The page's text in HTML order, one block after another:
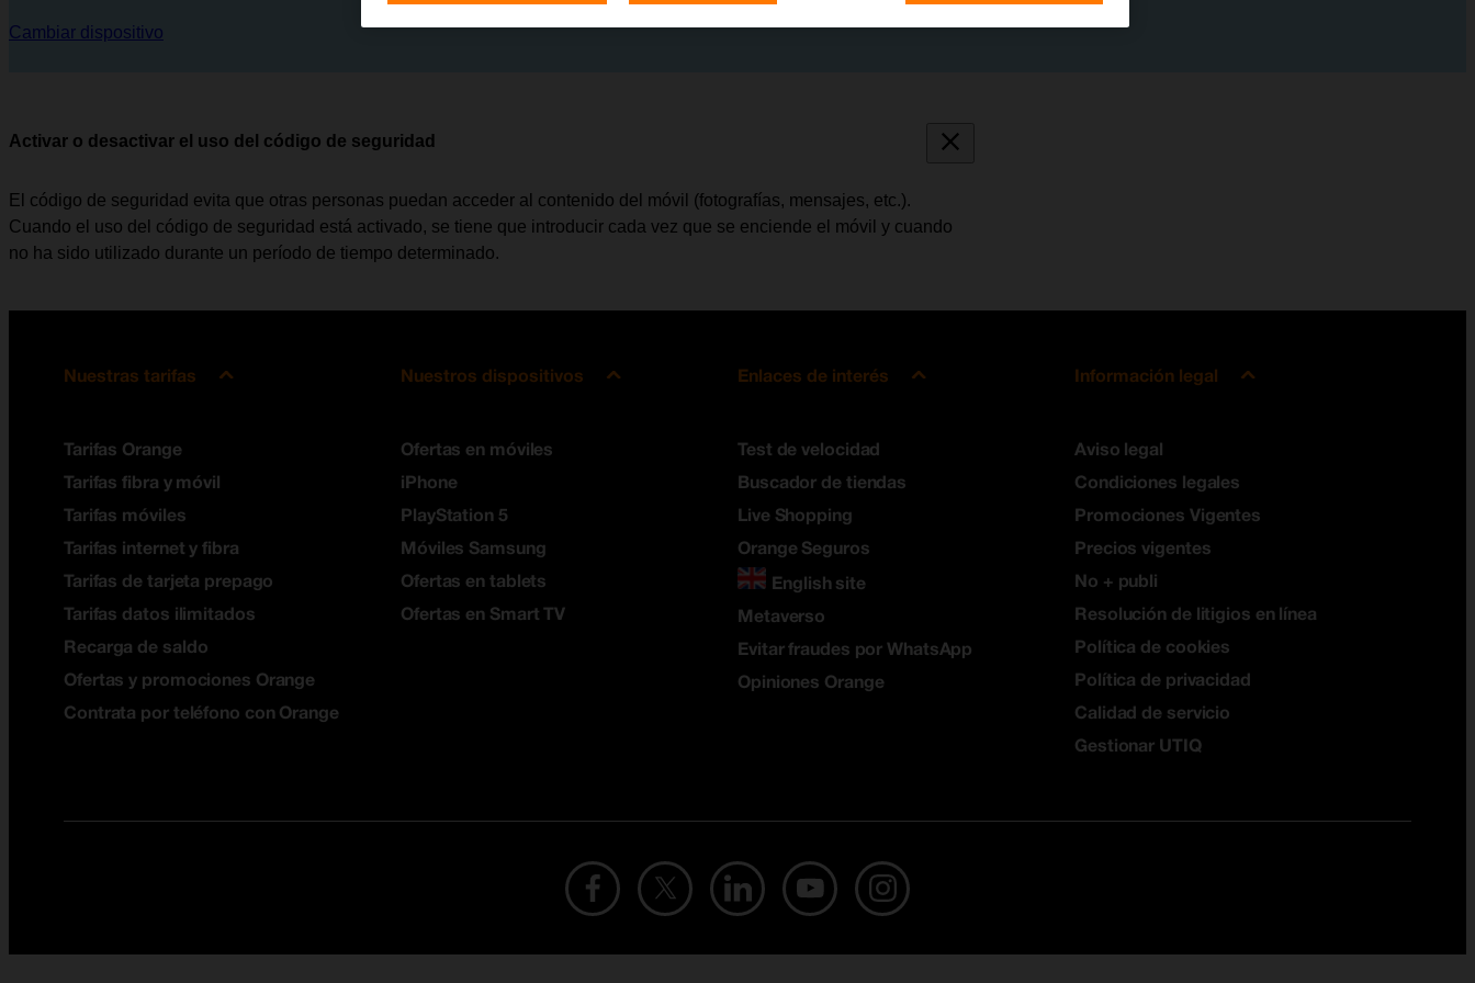
Cambiar dispositivo
Activar o desactivar el uso del código de seguridad
El código de seguridad evita que otras personas puedan acceder al contenido del móvil (fotografías, mensajes, etc.).
Cuando el uso del código de seguridad está activado, se tiene que introducir cada vez que se enciende el móvil y cuando
no ha sido utilizado durante un período de tiempo determinado.
Nuestras tarifas
Tarifas Orange
Tarifas fibra y móvil
Tarifas móviles
Tarifas internet y fibra
Tarifas de tarjeta prepago
Tarifas datos ilimitados
Recarga de saldo
Ofertas y promociones Orange
Contrata por teléfono con Orange
Nuestros dispositivos
Ofertas en móviles
iPhone
PlayStation 5
Móviles Samsung
Ofertas en tablets
Ofertas en Smart TV
Enlaces de interés
Test de velocidad
Buscador de tiendas
Live Shopping
Orange Seguros
English site
Metaverso
Evitar fraudes por WhatsApp
Opiniones Orange
Información legal
Aviso legal
Condiciones legales
Promociones Vigentes
Precios vigentes
No + publi
Resolución de litigios en línea
Política de cookies
Política de privacidad
Calidad de servicio
Gestionar UTIQ